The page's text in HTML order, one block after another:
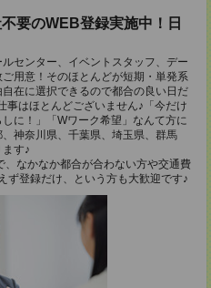
要のWEB登録実施中！日
センター、イベントスタッフ、デー
用意！そのほとんどが短期・単発系
在に選択できるので都合の良い日だ
事はほとんどございません♪「今だけ
に！」「Wワーク希望」なんて方に
神奈川県、千葉県、埼玉県、群馬
す♪
なかなか都合が合わない方や交通費
ず登録だけ、という方も大歓迎です♪